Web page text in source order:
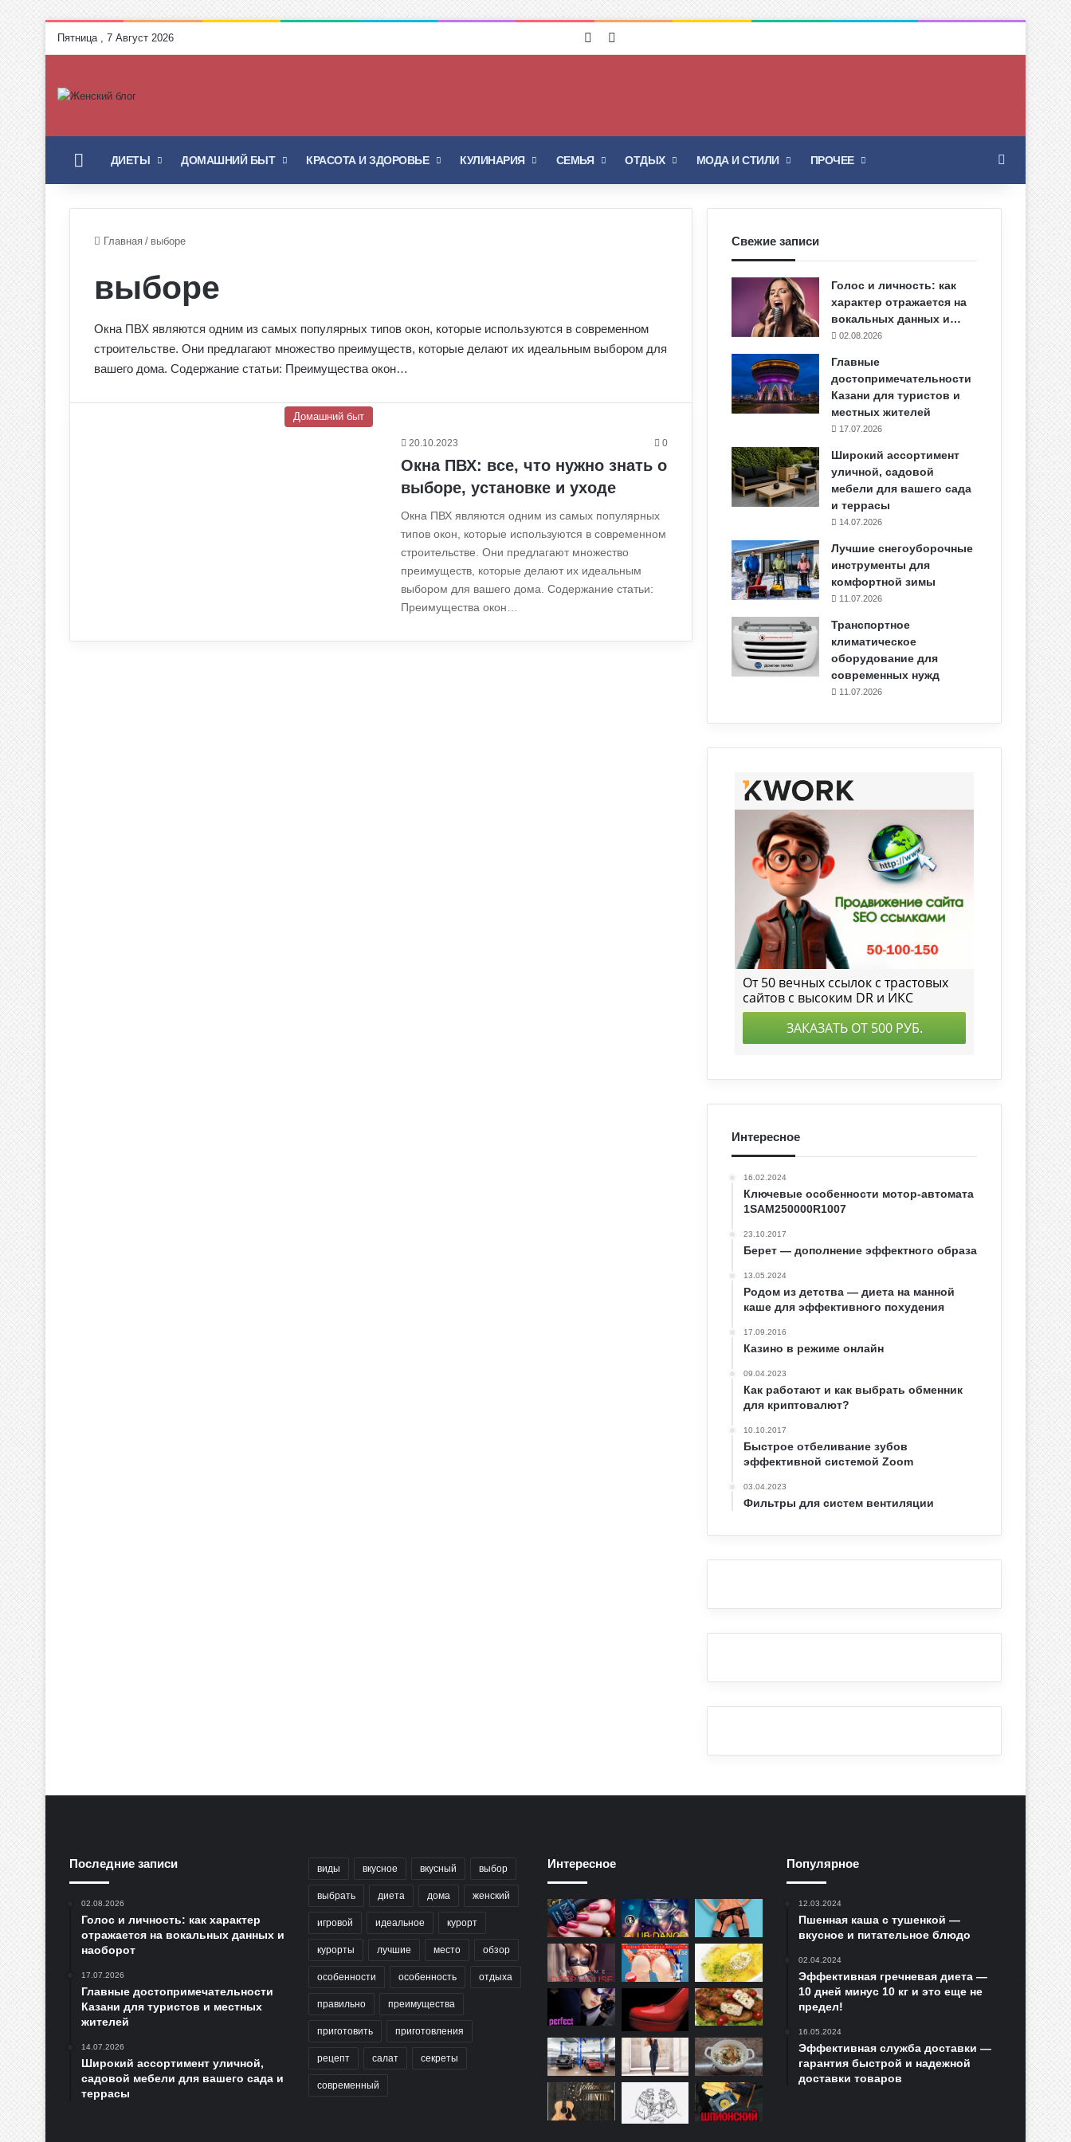
Пятница , 7 Август 2026 Войти
ГЛАВНАЯ
ДИЕТЫ ДОМАШНИЙ БЫТ КРАСОТА И ЗДОРОВЬЕ КУЛИНАРИЯ СЕМЬЯ ОТДЫХ МОДА И СТИЛИ ПРОЧЕЕ
Главная / выборе
выборе
Окна ПВХ являются одним из самых популярных типов окон, которые используются в современном
строительстве. Они предлагают множество преимуществ, которые делают их идеальным выбором для
вашего дома. Содержание статьи: Преимущества окон…
Домашний быт
20.10.2023 0
Окна ПВХ: все, что нужно знать о
выборе, установке и уходе
Окна ПВХ являются одним из самых популярных
типов окон, которые используются в современном
строительстве. Они предлагают множество
преимуществ, которые делают их идеальным
выбором для вашего дома. Содержание статьи:
Преимущества окон…
Свежие записи
Голос и личность: как
характер отражается на
вокальных данных и…
02.08.2026
Главные
достопримечательности
Казани для туристов и
местных жителей
17.07.2026
Широкий ассортимент
уличной, садовой
мебели для вашего сада
и террасы
14.07.2026
Лучшие снегоуборочные
инструменты для
комфортной зимы
11.07.2026
Транспортное
климатическое
оборудование для
современных нужд
11.07.2026
Интересное
16.02.2024
Ключевые особенности мотор-автомата
1SAM250000R1007
23.10.2017
Берет — дополнение эффектного образа
13.05.2024
Родом из детства — диета на манной
каше для эффективного похудения
17.09.2016
Казино в режиме онлайн
09.04.2023
Как работают и как выбрать обменник
для криптовалют?
10.10.2017
Быстрое отбеливание зубов
эффективной системой Zoom
03.04.2023
Фильтры для систем вентиляции
Последние записи
02.08.2026
Голос и личность: как характер
отражается на вокальных данных и
наоборот
17.07.2026
Главные достопримечательности
Казани для туристов и местных
жителей
14.07.2026
Широкий ассортимент уличной,
садовой мебели для вашего сада и
террасы
виды вкусное вкусный выбор
выбрать диета дома женский
игровой идеальное курорт
курорты лучшие место обзор
особенности особенность отдыха
правильно преимущества
приготовить приготовления
рецепт салат секреты
современный
Интересное Популярное
12.03.2024
Пшенная каша с тушенкой —
вкусное и питательное блюдо
02.04.2024
Эффективная гречневая диета —
10 дней минус 10 кг и это еще не
предел!
16.05.2024
Эффективная служба доставки —
гарантия быстрой и надежной
доставки товаров